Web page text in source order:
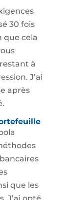
30 fois
que cela
à
J’ai
après
que les